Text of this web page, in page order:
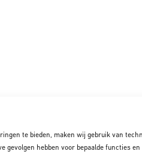
te bieden, maken wij gebruik van
gevolgen hebben voor bepaalde functies